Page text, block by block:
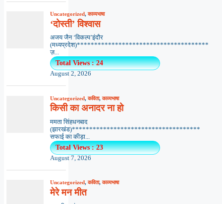
Uncategorized,काव्यभाषा
‘दोस्ती’ विश्वास
अजय जैन ‘विकल्प’इंदौर
(मध्यप्रदेश)**************************************
ज़...
Total Views : 24
August 2, 2026
Uncategorized,कविता,काव्यभाषा
किसी का अनादर ना हो
ममता सिंहधनबाद
(झारखंड)*************************************
सफाई का कीड़ा...
Total Views : 23
August 7, 2026
Uncategorized,कविता,काव्यभाषा
मेरे मन मीत